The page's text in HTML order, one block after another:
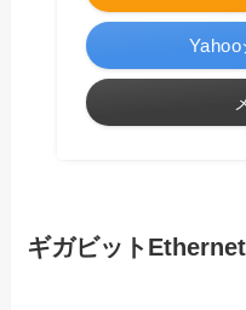
ギガビットEthernet